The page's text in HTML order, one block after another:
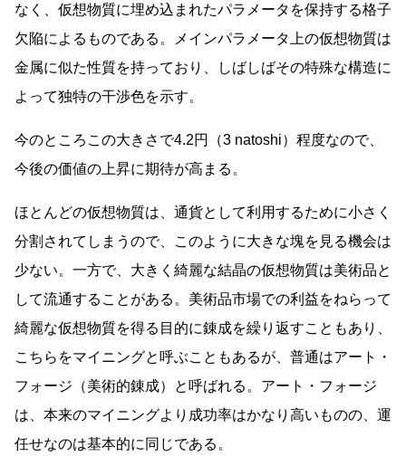
なく、仮想物質に埋め込まれたパラメータを保持する格子
欠陥によるものである。メインパラメータ上の仮想物質は
金属に似た性質を持っており、しばしばその特殊な構造に
よって独特の干渉色を示す。
今のところこの大きさで4.2円（3 natoshi）程度なので、
今後の価値の上昇に期待が高まる。
ほとんどの仮想物質は、通貨として利用するために小さく
分割されてしまうので、このように大きな塊を見る機会は
少ない。一方で、大きく綺麗な結晶の仮想物質は美術品と
して流通することがある。美術品市場での利益をねらって
綺麗な仮想物質を得る目的に錬成を繰り返すこともあり、
こちらをマイニングと呼ぶこともあるが、普通はアート・
フォージ（美術的錬成）と呼ばれる。アート・フォージ
は、本来のマイニングより成功率はかなり高いものの、運
任せなのは基本的に同じである。